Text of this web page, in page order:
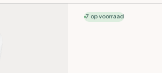
7 op voorraad